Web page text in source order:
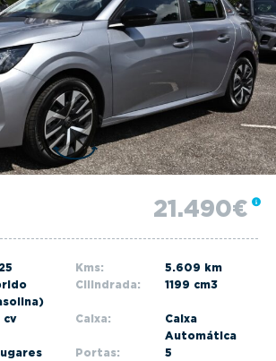
21.490€
Kms:
5.609 km
Cilindrada: 1199 cm3
cv Caixa:
Caixa
Automática
Portas:
5